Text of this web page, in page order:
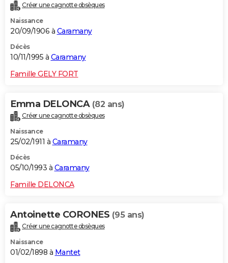
Créer une cagnotte obsèques
Naissance
20/09/1906 à Caramany
Décès
10/11/1995 à Caramany
Famille GELY FORT
Emma DELONCA (82 ans)
Créer une cagnotte obsèques
Naissance
25/02/1911 à Caramany
Décès
05/10/1993 à Caramany
Famille DELONCA
Antoinette CORONES (95 ans)
Créer une cagnotte obsèques
Naissance
01/02/1898 à Mantet